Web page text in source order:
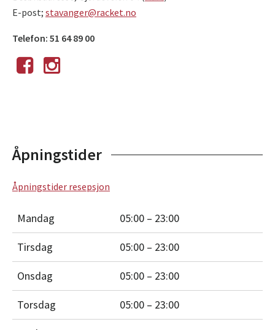
E-post; stavanger@racket.no
Telefon: 51 64 89 00
Åpningstider
Åpningstider resepsjon
Mandag 05:00 – 23:00
Tirsdag 05:00 – 23:00
Onsdag 05:00 – 23:00
Torsdag 05:00 – 23:00